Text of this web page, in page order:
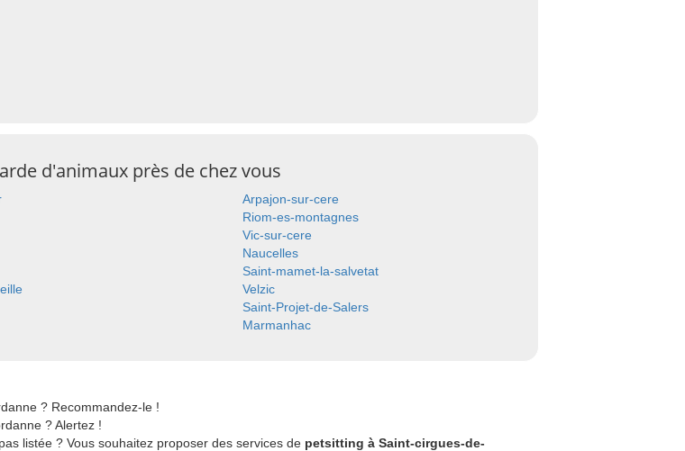
d'animaux près de chez vous
Arpajon-sur-cere
Riom-es-montagnes
Vic-sur-cere
Naucelles
Saint-mamet-la-salvetat
Velzic
Saint-Projet-de-Salers
Marmanhac
? Recommandez-le !
? Alertez !
listée ? Vous souhaitez proposer des services de petsitting à Saint-cirgues-de-